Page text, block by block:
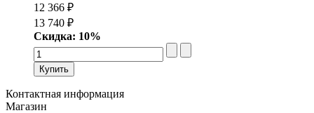
12 366 ₽
13 740 ₽
Скидка: 10%
Контактная информация
Магазин